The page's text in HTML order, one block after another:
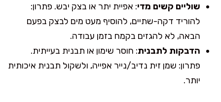
שוליים קשים מדי: אפיית יתר או בצק יבש. פתרון:
להוריד דקה-שתיים, להוסיף מעט מים לבצק בפעם
הבאה, לא להגזים בקמח בזמן עבודה.
הדבקות לתבנית: חוסר שימון או תבנית בעייתית.
פתרון: שמן זית נדיב/נייר אפייה, ולשקול תבנית איכותית
יותר.